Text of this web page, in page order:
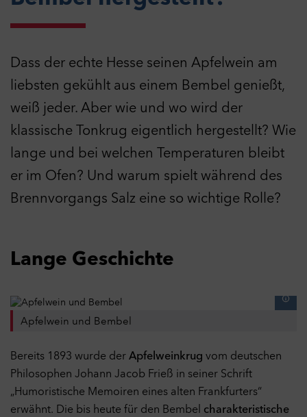
Dass der echte Hesse seinen Apfelwein am
liebsten gekühlt aus einem Bembel genießt,
weiß jeder. Aber wie und wo wird der
klassische Tonkrug eigentlich hergestellt? Wie
lange und bei welchen Temperaturen bleibt
er im Ofen? Und warum spielt während des
Brennvorgangs Salz eine so wichtige Rolle?
Lange Geschichte
Apfelwein und Bembel
Bereits 1893 wurde der Apfelweinkrug vom deutschen
Philosophen Johann Jacob Frieß in seiner Schrift
„Humoristische Memoiren eines alten Frankfurters“
erwähnt. Die bis heute für den Bembel charakteristische